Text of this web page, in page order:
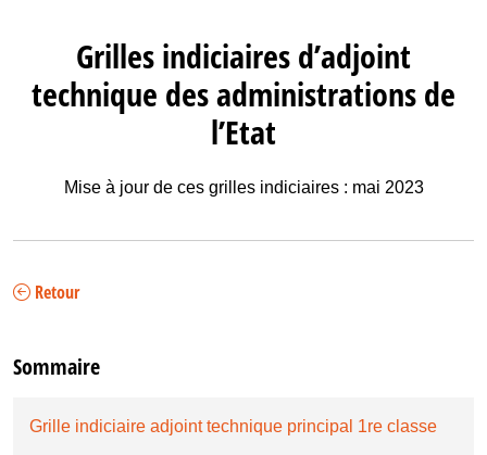
Grilles indiciaires d’adjoint
technique des administrations de
l’Etat
Mise à jour de ces grilles indiciaires : mai 2023
Retour
Sommaire
Grille indiciaire adjoint technique principal 1re classe